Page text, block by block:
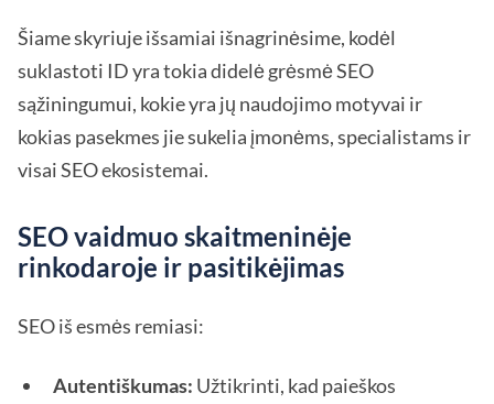
Šiame skyriuje išsamiai išnagrinėsime, kodėl
suklastoti ID yra tokia didelė grėsmė SEO
sąžiningumui, kokie yra jų naudojimo motyvai ir
kokias pasekmes jie sukelia įmonėms, specialistams ir
visai SEO ekosistemai.
SEO vaidmuo skaitmeninėje
rinkodaroje ir pasitikėjimas
SEO iš esmės remiasi:
Autentiškumas: Užtikrinti, kad paieškos